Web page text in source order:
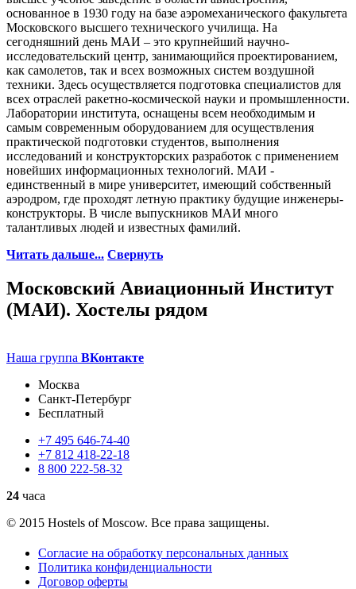
основанное в 1930 году на базе аэромеханического факультета
Московского высшего технического училища. На
сегодняшний день МАИ – это крупнейший научно-
исследовательский центр, занимающийся проектированием,
как самолетов, так и всех возможных систем воздушной
техники. Здесь осуществляется подготовка специалистов для
всех отраслей ракетно-космической науки и промышленности.
Лаборатории института, оснащены всем необходимым и
самым современным оборудованием для осуществления
практической подготовки студентов, выполнения
исследований и конструкторских разработок с применением
новейших информационных технологий. МАИ -
единственный в мире университет, имеющий собственный
аэродром, где проходят летную практику будущие инженеры-
конструкторы. В числе выпускников МАИ много
талантливых людей и известных фамилий.
Читать дальше... Свернуть
Московский Авиационный Институт
(МАИ). Хостелы рядом
Наша группа ВКонтакте
Москва
Санкт-Петербург
Бесплатный
+7 495 646-74-40
+7 812 418-22-18
8 800 222-58-32
24 часа
© 2015 Hostels of Moscow. Все права защищены.
Согласие на обработку персональных данных
Политика конфиденциальности
Договор оферты